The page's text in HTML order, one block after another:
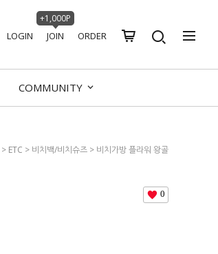
LOGIN JOIN
+1,000P
ORDER
COMMUNITY
> ETC > 비치백/비치슈즈 > 비치가방 플라워 왕골
0